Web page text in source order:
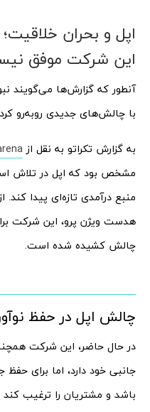
اپل و بحران
این شرکت موفق
آنطور که گزارش‌ها می‌گویند
با چالش‌های جدیدی روبه‌رو
به گزارش تکراتو به نقل از
مشخص بود که اپل در تلاش
منبع درآمدی تازه‌ای پیدا
هدست ویژن پرو، این شرکت
چالش کشیده شده است.
چالش اپل در حفظ
در حال حاضر، این شرکت
جانبی خود دارد، اما برای حفظ
باشد و مشتریان را ترغیب